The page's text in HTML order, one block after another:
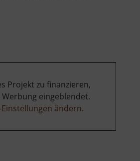
Projekt zu finanzieren,
eingeblendet.
Einstellungen ändern.